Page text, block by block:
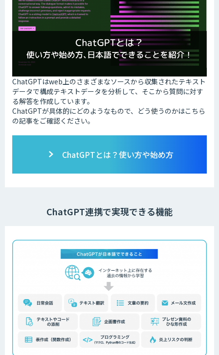
ChatGPTはweb上のさまざまなソースから収集されたテキスト
データで構成テキストデータを分析して、そこから質問に対す
る解答を作成しています。
ChatGPTが具体的にどのようなもので、どう使うのかはこちら
の記事をご確認ください。
ChatGPTとは？使い方や始め方
ChatGPT連携で実現できる機能